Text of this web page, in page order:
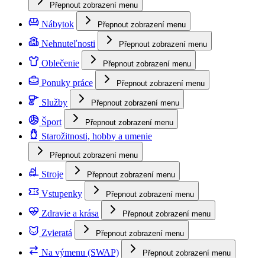
Přepnout zobrazení menu
Nábytok Přepnout zobrazení menu
Nehnuteľnosti Přepnout zobrazení menu
Oblečenie Přepnout zobrazení menu
Ponuky práce Přepnout zobrazení menu
Služby Přepnout zobrazení menu
Šport Přepnout zobrazení menu
Starožitnosti, hobby a umenie
Přepnout zobrazení menu
Stroje Přepnout zobrazení menu
Vstupenky Přepnout zobrazení menu
Zdravie a krása Přepnout zobrazení menu
Zvieratá Přepnout zobrazení menu
Na výmenu (SWAP) Přepnout zobrazení menu